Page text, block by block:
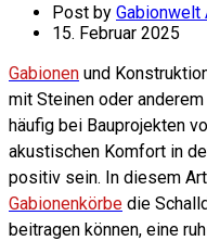
Post by Gabionwelt
15. Februar 2025
Gabionen und
mit Steinen oder
häufig bei Bauprojekten
akustischen Komfort in
positiv sein. In diesem
Gabionenkörbe die
beitragen können, eine